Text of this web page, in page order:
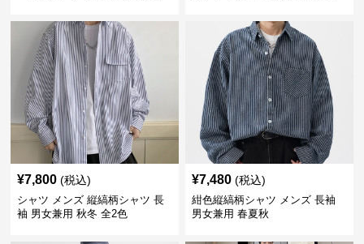
¥7,800 (税込)
シャツ メンズ 縦縞柄シャツ 長
袖 男女兼用 秋冬 全2色
¥7,480 (税込)
紺色縦縞柄シャツ メンズ 長袖
男女兼用 春夏秋